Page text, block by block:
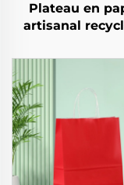
Plateau en
artisanal
collations,
pizzas, pains,
chocolats,
- pour traiteur
artisanat